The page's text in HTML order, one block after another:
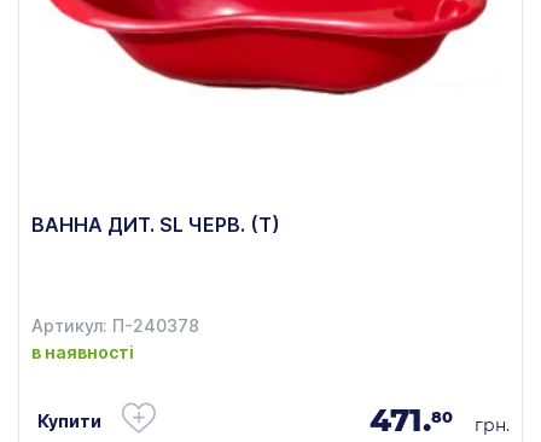
ВАННА ДИТ. SL ЧЕРВ. (Т)
Артикул: П-240378
в наявності
Купити 471.80 грн.